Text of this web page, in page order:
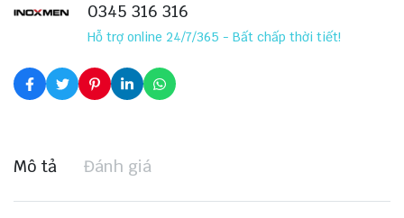
0345 316 316
Hỗ trợ online 24/7/365 - Bất chấp thời tiết!
Mô tả Đánh giá